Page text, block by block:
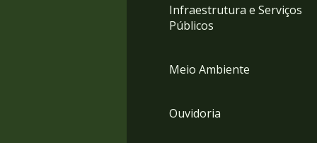
Infraestrutura e Serviços
Públicos
Meio Ambiente
Ouvidoria